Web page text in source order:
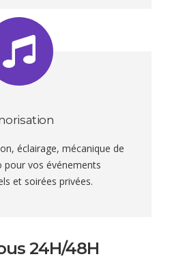
éclairage, mécanique de
pour vos événements
et soirées privées.
24H/48H